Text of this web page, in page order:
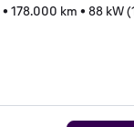
• 178.000 km • 88 kW